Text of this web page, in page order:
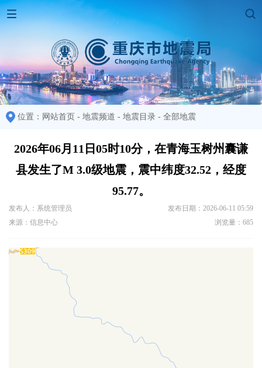
位置： 网站首页 - 地震频道 - 地震目录 - 全部地震
2026年06月11日05时10分，在青海玉树州囊谦
县发生了M 3.0级地震，震中纬度32.52，经度
95.77。
发布人：系统管理员
发布日期：2026-06-11 05:59
来源：信息中心
浏览量：685